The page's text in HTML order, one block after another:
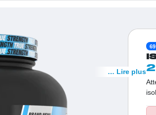
… Lire plus